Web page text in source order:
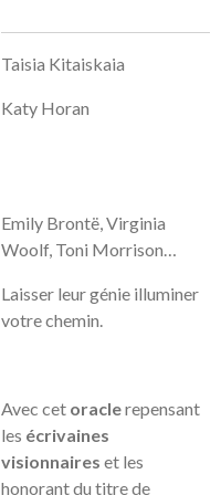
Taisia Kitaiskaia
Katy Horan
Emily Brontë, Virginia
Woolf, Toni Morrison…
Laisser leur génie illuminer
votre chemin.
Avec cet oraclerepensant
les écrivaines
visionnaires et les
honorant du titre de